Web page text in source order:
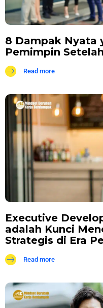
8 Dampak Nyata
Pemimpin
Read more
Executive
adalah Kunci
Strategis di Era
Read more